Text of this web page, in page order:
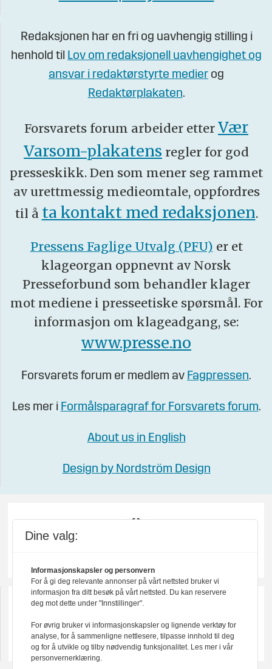
Redaksjonen har en fri og uavhengig stilling i
henhold til Lov om redaksjonell uavhengighet og
ansvar i redaktørstyrte medier og
Redaktørplakaten.
Forsvarets forum arbeider etter Vær
Varsom-plakatens regler for god
presseskikk. Den som mener seg rammet
av urettmessig medieomtale, oppfordres
til å ta kontakt med redaksjonen.
Pressens Faglige Utvalg (PFU) er et
klageorgan oppnevnt av Norsk
Presseforbund som behandler klager
mot mediene i presseetiske spørsmål. For
informasjon om klageadgang, se:
www.presse.no
Forsvarets forum er medlem av Fagpressen.
Les mer i Formålsparagraf for Forsvarets forum.
About us in English
Design by Nordström Design
Dine valg:
Informasjonskapsler og personvern
For å gi deg relevante annonser på vårt nettsted bruker vi
informasjon fra ditt besøk på vårt nettsted. Du kan reservere
deg mot dette under "Innstillinger".
For øvrig bruker vi informasjonskapsler og lignende verktøy for
analyse, for å sammenligne nettlesere, tilpasse innhold til deg
og for å utvikle og tilby nødvendig funksjonalitet. Les mer i vår
personvernerklæring.